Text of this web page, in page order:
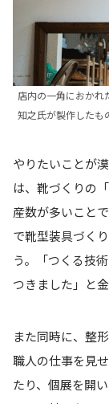
店内の一角におかれ
知之氏が製作したも
やりたいことが
は、靴づくりの
産数が多いこと
で靴型装具づく
う。「つくる技
つきました」と金
また同時に、整
職人の仕事を見
たり、個展を開